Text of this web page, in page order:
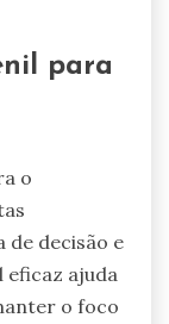
para
o
de decisão e
eficaz ajuda
o foco